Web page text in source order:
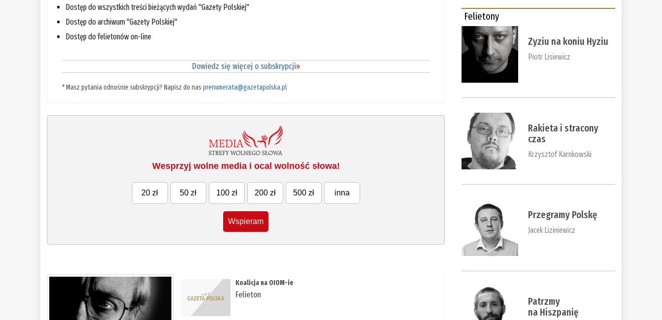
Dostęp do wszystkich treści bieżących wydań "Gazety Polskiej"
Dostęp do archiwum "Gazety Polskiej"
Dostęp do felietonów on-line
Dowiedz się więcej o subskrypcji»
*Masz pytania odnośnie subskrypcji? Napisz do nasprenumerata@gazetapolska.pl
Wesprzyj wolne media i ocal wolność słowa!
20 zł 50 zł 100 zł 200 zł 500 zł inna
Wspieram
Koalicja na OIOM-ie
Felieton
Felietony
Zyziu na koniu Hyziu
Piotr Lisiewicz
Rakieta i stracony
czas
Krzysztof Karnkowski
Przegramy Polskę
Jacek Liziniewicz
Patrzmy
na Hiszpanię